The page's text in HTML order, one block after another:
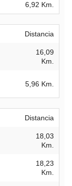
6,92 Km.
Distancia
16,09
Km.
5,96 Km.
Distancia
18,03
Km.
18,23
Km.